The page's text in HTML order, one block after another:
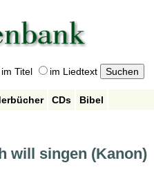
im Titel im Liedtext
CDs
Bibel
will singen (Kanon)